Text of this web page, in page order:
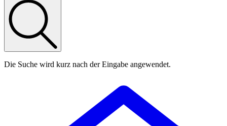
Die Suche wird kurz nach der Eingabe angewendet.